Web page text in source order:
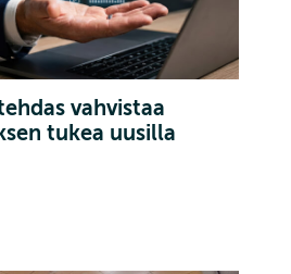
vahvistaa
tukea uusilla